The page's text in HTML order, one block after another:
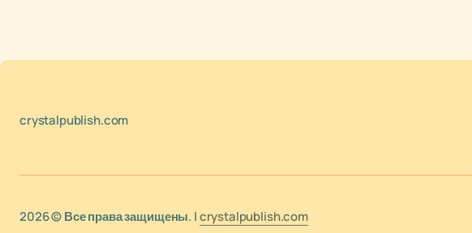
crystalpublish.com
2026 © Все права защищены. |crystalpublish.com